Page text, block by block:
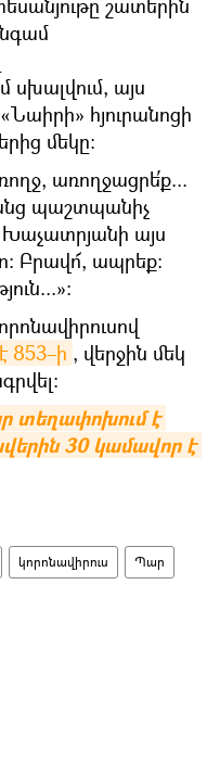
շատերին
սխալվում, այս
հյուրանոցի
մեկը։
առողջացրե՛ք...
պաշտպանիչ
այս
Բրավո՜, ապրեք:
853–ի , վերջին մեկ
տեղափոխում է
30 կամավոր է
կորոնավիրուս Պար